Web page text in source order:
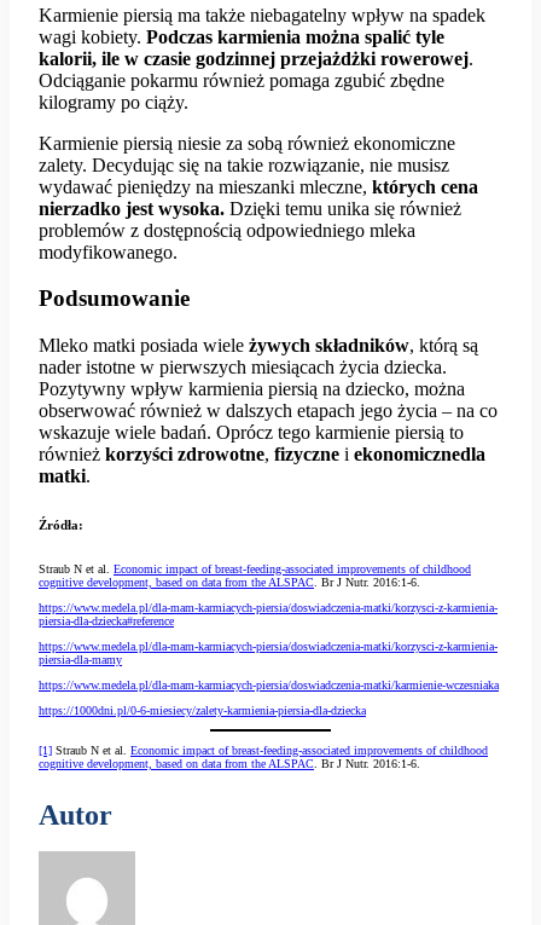
Karmienie piersią ma także niebagatelny wpływ na spadek
wagi kobiety. Podczas karmienia można spalić tyle
kalorii, ile w czasie godzinnej przejażdżki rowerowej.
Odciąganie pokarmu również pomaga zgubić zbędne
kilogramy po ciąży.
Karmienie piersią niesie za sobą również ekonomiczne
zalety. Decydując się na takie rozwiązanie, nie musisz
wydawać pieniędzy na mieszanki mleczne, których cena
nierzadko jest wysoka. Dzięki temu unika się również
problemów z dostępnością odpowiedniego mleka
modyfikowanego.
Podsumowanie
Mleko matki posiada wiele żywych składników, którą są
nader istotne w pierwszych miesiącach życia dziecka.
Pozytywny wpływ karmienia piersią na dziecko, można
obserwować również w dalszych etapach jego życia – na co
wskazuje wiele badań. Oprócz tego karmienie piersią to
również korzyści zdrowotne, fizyczne i ekonomicznedla
matki.
Źródła:
Straub N et al. Economic impact of breast-feeding-associated improvements of childhood
cognitive development, based on data from the ALSPAC . Br J Nutr. 2016:1-6.
https://www.medela.pl/dla-mam-karmiacych-piersia/doswiadczenia-matki/korzysci-z-karmienia-
piersia-dla-dziecka#reference
https://www.medela.pl/dla-mam-karmiacych-piersia/doswiadczenia-matki/korzysci-z-karmienia-
piersia-dla-mamy
https://www.medela.pl/dla-mam-karmiacych-piersia/doswiadczenia-matki/karmienie-wczesniaka
https://1000dni.pl/0-6-miesiecy/zalety-karmienia-piersia-dla-dziecka
[1] Straub N et al. Economic impact of breast-feeding-associated improvements of childhood
cognitive development, based on data from the ALSPAC . Br J Nutr. 2016:1-6.
Autor